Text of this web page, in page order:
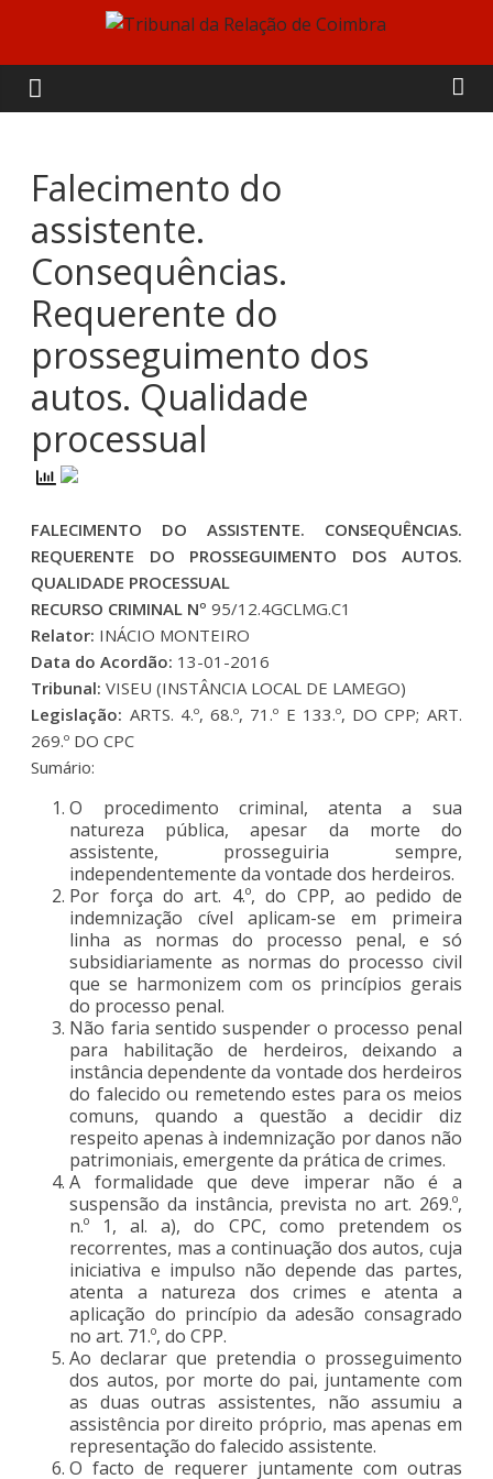
content
Tribunal
da
Relação
de
Coimbra
Falecimento do
assistente.
Consequências.
Requerente do
prosseguimento dos
autos. Qualidade
processual
FALECIMENTO DO ASSISTENTE. CONSEQUÊNCIAS.
REQUERENTE DO PROSSEGUIMENTO DOS AUTOS.
QUALIDADE PROCESSUAL
RECURSO CRIMINAL Nº95/12.4GCLMG.C1
Relator: INÁCIO MONTEIRO
Data do Acordão: 13-01-2016
Tribunal: VISEU (INSTÂNCIA LOCAL DE LAMEGO)
Legislação: ARTS. 4.º, 68.º, 71.º E 133.º, DO CPP; ART.
269.º DO CPC
Sumário:
O procedimento criminal, atenta a sua
natureza pública, apesar da morte do
assistente, prosseguiria sempre,
independentemente da vontade dos herdeiros.
Por força do art. 4.º, do CPP, ao pedido de
indemnização cível aplicam-se em primeira
linha as normas do processo penal, e só
subsidiariamente as normas do processo civil
que se harmonizem com os princípios gerais
do processo penal.
Não faria sentido suspender o processo penal
para habilitação de herdeiros, deixando a
instância dependente da vontade dos herdeiros
do falecido ou remetendo estes para os meios
comuns, quando a questão a decidir diz
respeito apenas à indemnização por danos não
patrimoniais, emergente da prática de crimes.
A formalidade que deve imperar não é a
suspensão da instância, prevista no art. 269.º,
n.º 1, al. a), do CPC, como pretendem os
recorrentes, mas a continuação dos autos, cuja
iniciativa e impulso não depende das partes,
atenta a natureza dos crimes e atenta a
aplicação do princípio da adesão consagrado
no art. 71.º, do CPP.
Ao declarar que pretendia o prosseguimento
dos autos, por morte do pai, juntamente com
as duas outras assistentes, não assumiu a
assistência por direito próprio, mas apenas em
representação do falecido assistente.
O facto de requerer juntamente com outras